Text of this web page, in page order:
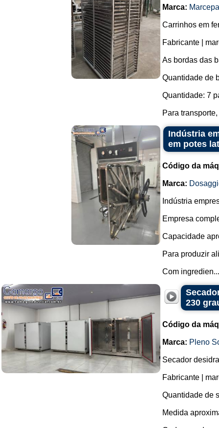
Marca:
Carrinhos em
Fabricante |
As bordas das
Quantidade de
Quantidade: 7
Para
Indústria
em potes
Código da
Marca:
Indústria
Empresa
Capacidade
Para produzir
Com ingredien...
230
Código da
Marca: Pleno
Secador
Fabricante |
Quantidade de
Medida